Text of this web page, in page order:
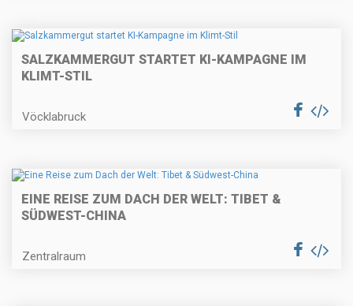
SALZKAMMERGUT STARTET KI-KAMPAGNE IM
KLIMT-STIL
Vöcklabruck
EINE REISE ZUM DACH DER WELT: TIBET &
SÜDWEST-CHINA
Zentralraum